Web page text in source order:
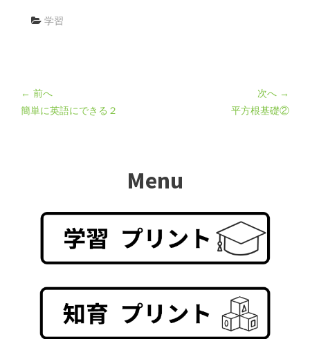
学習
← 前へ
簡単に英語にできる２
次へ →
平方根基礎②
Menu